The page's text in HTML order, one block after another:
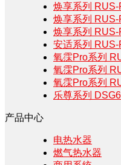
焕享系列
焕享系列
焕享系列
安适系列 RUS-
氧霂Pro系列
氧霂Pro系列
氧霂Pro系列
乐尊系列
产品中心
电热水器
燃气热水器